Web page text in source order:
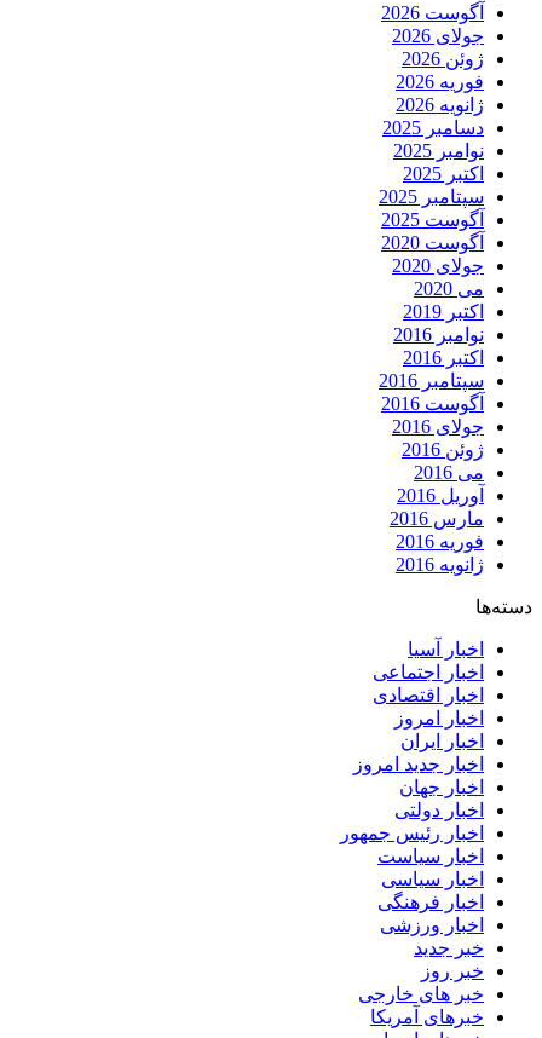
آگوست 2026
جولای 2026
ژوئن 2026
فوریه 2026
ژانویه 2026
دسامبر 2025
نوامبر 2025
اکتبر 2025
سپتامبر 2025
آگوست 2025
آگوست 2020
جولای 2020
می 2020
اکتبر 2019
نوامبر 2016
اکتبر 2016
سپتامبر 2016
آگوست 2016
جولای 2016
ژوئن 2016
می 2016
آوریل 2016
مارس 2016
فوریه 2016
ژانویه 2016
دسته‌ها
اخبار آسیا
اخبار اجتماعی
اخبار اقتصادی
اخبار امروز
اخبار ایران
اخبار جدید امروز
اخبار جهان
اخبار دولتی
اخبار رئیس جمهور
اخبار سیاست
اخبار سیاسی
اخبار فرهنگی
اخبار ورزشی
خبر جدید
خبر روز
خبر های خارجی
خبرهای آمریکا